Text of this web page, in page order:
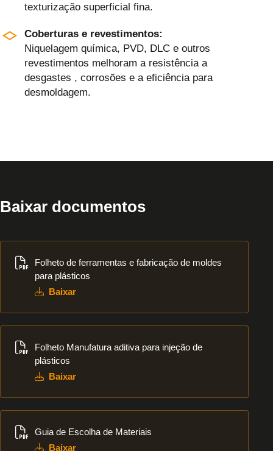
texturização superficial fina.
Coberturas e revestimentos:
Niquelagem química, PVD, DLC e outros
revestimentos melhoram a resistência a
desgastes , corrosões e a eficiência para
desmoldagem.
Baixar documentos
Folheto de ferramentas e fabricação de moldes
para plásticos
Baixar
Folheto Manufatura aditiva para injeção de
plásticos
Baixar
Guia de Escolha de Materiais
Baixar